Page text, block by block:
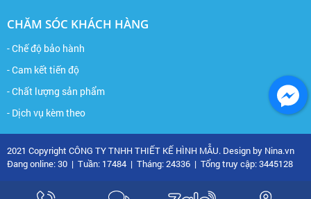
CHĂM SÓC KHÁCH HÀNG
- Chế độ bảo hành
- Cam kết tiến độ
- Chất lượng sản phẩm
- Dịch vụ kèm theo
2021 Copyright CÔNG TY TNHH THIẾT KẾ HÌNH MẪU. Design by Nina.vn
Đang online: 30 | Tuần: 17484 | Tháng: 24336 | Tổng truy cập: 3445128